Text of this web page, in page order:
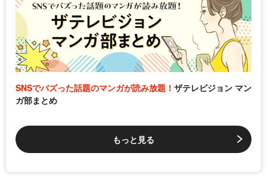
SNSでバズった話題のマンガが読み放題！ ザテレビジョン マン
ガ部まとめ
もっと見る